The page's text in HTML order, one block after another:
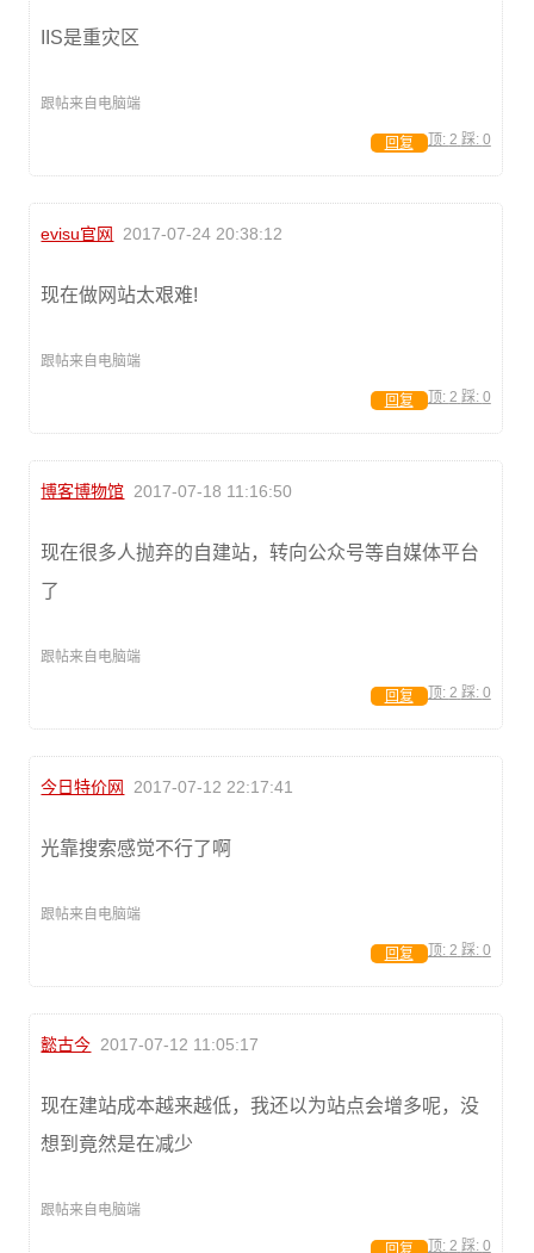
IIS是重灾区
跟帖来自电脑端
顶: 2 踩: 0
回复
evisu官网 2017-07-24 20:38:12
现在做网站太艰难!
跟帖来自电脑端
顶: 2 踩: 0
回复
博客博物馆 2017-07-18 11:16:50
现在很多人抛弃的自建站，转向公众号等自媒体平台
了
跟帖来自电脑端
顶: 2 踩: 0
回复
今日特价网 2017-07-12 22:17:41
光靠搜索感觉不行了啊
跟帖来自电脑端
顶: 2 踩: 0
回复
懿古今 2017-07-12 11:05:17
现在建站成本越来越低，我还以为站点会增多呢，没
想到竟然是在减少
跟帖来自电脑端
顶: 2 踩: 0
回复